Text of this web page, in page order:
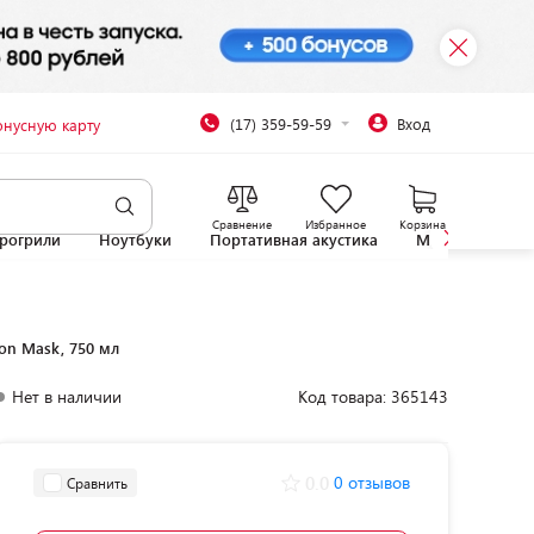
карту (17) 359-59-59 Вход
Сравнение Избранное Корзина
Ноутбуки Портативная акустика
Mask, 750 мл
Нет в наличии Код товара: 365143
Сравнить 0 отзывов